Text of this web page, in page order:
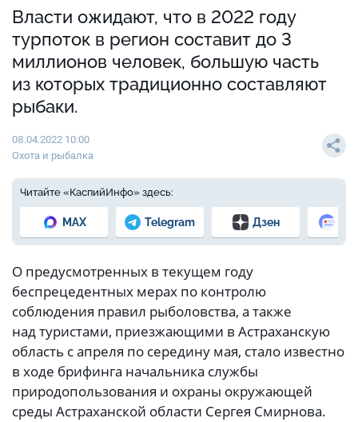
Власти ожидают, что в 2022 году
турпоток в регион составит до 3
миллионов человек, большую часть
из которых традиционно составляют
рыбаки.
08.04.2022 10:00
Охота и рыбалка
Читайте «КаспийИнфо» здесь:
MAX Telegram Дзен
О предусмотренных в текущем году
беспрецедентных мерах по контролю
соблюдения правил рыболовства, а также
над туристами, приезжающими в Астраханскую
область с апреля по середину мая, стало известно
в ходе брифинга начальника службы
природопользования и охраны окружающей
среды Астраханской области Сергея Смирнова.